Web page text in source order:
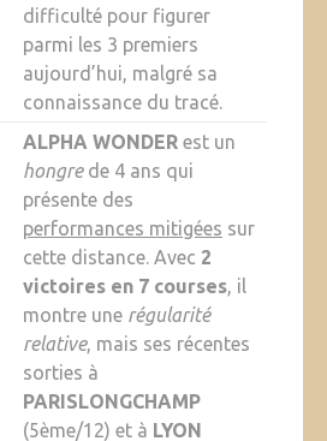
difficulté pour figurer
parmi les 3 premiers
aujourd’hui, malgré sa
connaissance du tracé.
ALPHA WONDERest un
hongrede 4 ans qui
présente des
performances mitigées sur
cette distance. Avec 2
victoires en 7 courses, il
montre une régularité
relative, mais ses récentes
sorties à
PARISLONGCHAMP
(5ème/12) et à LYON